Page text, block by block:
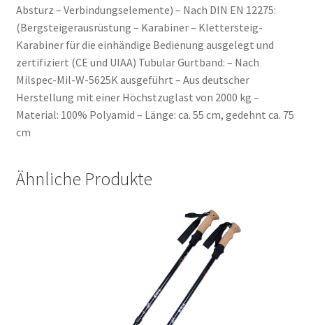
Absturz – Verbindungselemente) – Nach DIN EN 12275:
(Bergsteigerausrüstung – Karabiner – Klettersteig-
Karabiner für die einhändige Bedienung ausgelegt und
zertifiziert (CE und UIAA) Tubular Gurtband: – Nach
Milspec-Mil-W-5625K ausgeführt – Aus deutscher
Herstellung mit einer Höchstzuglast von 2000 kg –
Material: 100% Polyamid – Länge: ca. 55 cm, gedehnt ca. 75
cm
Ähnliche Produkte